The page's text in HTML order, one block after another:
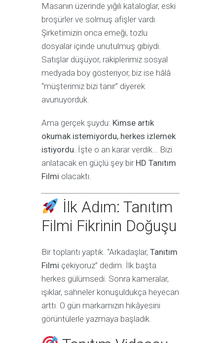
Masanın üzerinde yığılı kataloglar, eski
broşürler ve solmuş afişler vardı.
Şirketimizin onca emeği, tozlu
dosyalar içinde unutulmuş gibiydi.
Satışlar düşüyor, rakiplerimiz sosyal
medyada boy gösteriyor, biz ise hâlâ
“müşterimiz bizi tanır” diyerek
avunuyorduk.
Ama gerçek şuydu: Kimse artık
okumak istemiyordu, herkes izlemek
istiyordu. İşte o an karar verdik… Bizi
anlatacak en güçlü şey bir HD Tanıtım
Filmi olacaktı.
İlk Adım: Tanıtım
Filmi Fikrinin Doğuşu
Bir toplantı yaptık. “Arkadaşlar, Tanıtım
Filmi çekiyoruz” dedim. İlk başta
herkes gülümsedi. Sonra kameralar,
ışıklar, sahneler konuşuldukça heyecan
arttı. O gün markamızın hikâyesini
görüntülerle yazmaya başladık.